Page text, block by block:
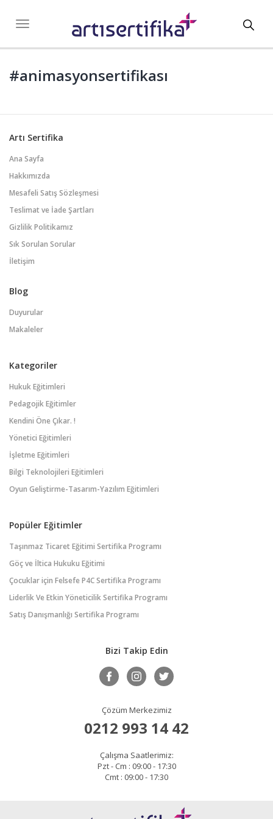
Toggle
#animasyonsertifikası
Artı Sertifika
Ana Sayfa
Hakkımızda
Mesafeli Satış Sözleşmesi
Teslimat ve İade Şartları
Gizlilik Politikamız
Sık Sorulan Sorular
İletişim
Blog
Duyurular
Makaleler
Kategoriler
Hukuk Eğitimleri
Pedagojik Eğitimler
Kendini Öne Çıkar. !
Yönetici Eğitimleri
İşletme Eğitimleri
Bilgi Teknolojileri Eğitimleri
Oyun Geliştirme-Tasarım-Yazılım Eğitimleri
Popüler Eğitimler
Taşınmaz Ticaret Eğitimi Sertifika Programı
Göç ve İltica Hukuku Eğitimi
Çocuklar için Felsefe P4C Sertifika Programı
Liderlik Ve Etkin Yöneticilik Sertifika Programı
Satış Danışmanlığı Sertifika Programı
Bizi Takip Edin
Çözüm Merkezimiz
0212 993 14 42
Çalışma Saatlerimiz:
Pzt - Cm : 09:00 - 17:30
Cmt : 09:00 - 17:30